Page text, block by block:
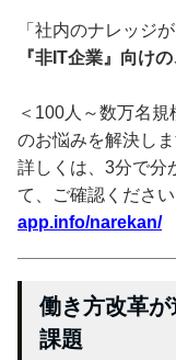
「社内のナレッジ
『非IT企業』向け
＜100人～数万名
のお悩みを解決しま
詳しくは、3分で分
て、ご確認ください
app.info/narekan/
働き方改革
課題